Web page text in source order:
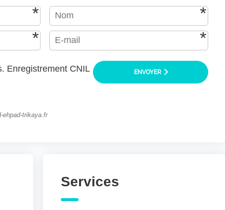
ENVOYER
Enregistrement CNIL
trikaya.fr
Services